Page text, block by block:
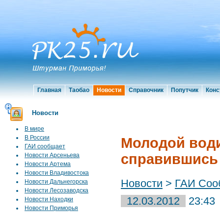
Главная Таобао Новости Справочник Попутчик
Новости
В мире
В России
ГАИ сообщает
Новости Арсеньева
Новости Артема
Новости Владивостока
Новости Дальнегорска
Новости Лесозаводска
Новости Находки
Новости Приморья
Молодой
Новости > ГАИ
12.03.2012
23:43